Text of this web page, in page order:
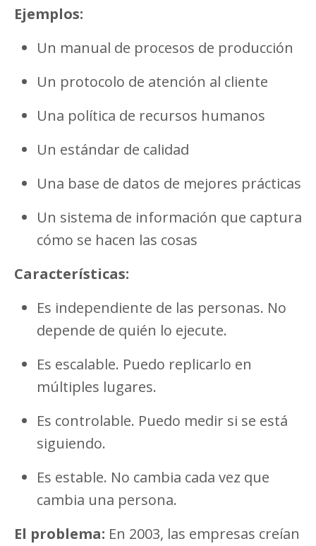
Ejemplos:
Un manual de procesos de producción
Un protocolo de atención al cliente
Una política de recursos humanos
Un estándar de calidad
Una base de datos de mejores prácticas
Un sistema de información que captura
cómo se hacen las cosas
Características:
Es independiente de las personas. No
depende de quién lo ejecute.
Es escalable. Puedo replicarlo en
múltiples lugares.
Es controlable. Puedo medir si se está
siguiendo.
Es estable. No cambia cada vez que
cambia una persona.
El problema: En 2003, las empresas creían